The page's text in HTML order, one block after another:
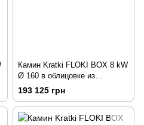
Камин Kratki FLOKI BOX 8 kW
Ø 160 в облицовке из
керамогранита FOKOS SALE
193 125 грн